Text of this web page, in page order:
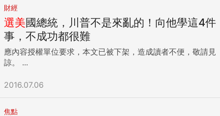
財經
選美國總統，川普不是來亂的！向他學這4件
事，不成功都很難
應內容授權單位要求，本文已被下架，造成讀者不便，敬請見
諒。 ...
2016.07.06
焦點